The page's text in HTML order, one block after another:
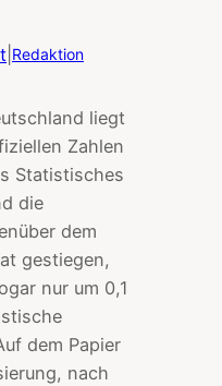
Redaktion
liegt
Zahlen
Statistisches
die
dem
gestiegen,
nur um 0,1
dem Papier
nach